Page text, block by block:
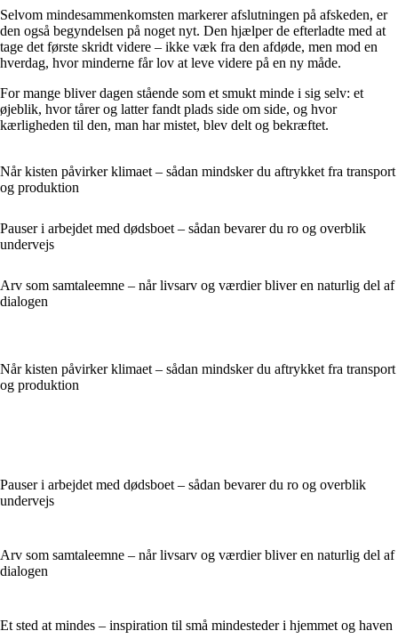
Selvom mindesammenkomsten markerer afslutningen på afskeden, er
den også begyndelsen på noget nyt. Den hjælper de efterladte med at
tage det første skridt videre – ikke væk fra den afdøde, men mod en
hverdag, hvor minderne får lov at leve videre på en ny måde.
For mange bliver dagen stående som et smukt minde i sig selv: et
øjeblik, hvor tårer og latter fandt plads side om side, og hvor
kærligheden til den, man har mistet, blev delt og bekræftet.
Når kisten påvirker klimaet – sådan mindsker du aftrykket fra transport
og produktion
Pauser i arbejdet med dødsboet – sådan bevarer du ro og overblik
undervejs
Arv som samtaleemne – når livsarv og værdier bliver en naturlig del af
dialogen
Når kisten påvirker klimaet – sådan mindsker du aftrykket fra transport
og produktion
Pauser i arbejdet med dødsboet – sådan bevarer du ro og overblik
undervejs
Arv som samtaleemne – når livsarv og værdier bliver en naturlig del af
dialogen
Et sted at mindes – inspiration til små mindesteder i hjemmet og haven